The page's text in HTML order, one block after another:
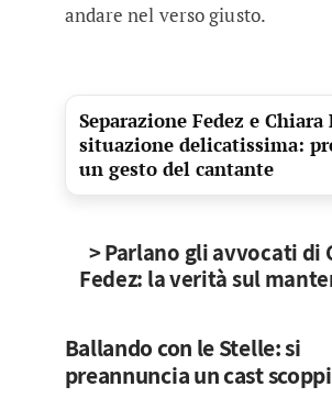
andare nel verso giusto.
Separazione Fedez e
situazione delicatissima:
un gesto del cantante
> Parlano gli avvocati di
Fedez: la verità sul
Ballando con le Stelle: si
preannuncia un cast